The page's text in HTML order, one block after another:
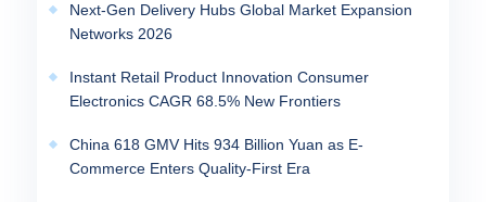
Next-Gen Delivery Hubs Global Market Expansion
Networks 2026
Instant Retail Product Innovation Consumer
Electronics CAGR 68.5% New Frontiers
China 618 GMV Hits 934 Billion Yuan as E-
Commerce Enters Quality-First Era